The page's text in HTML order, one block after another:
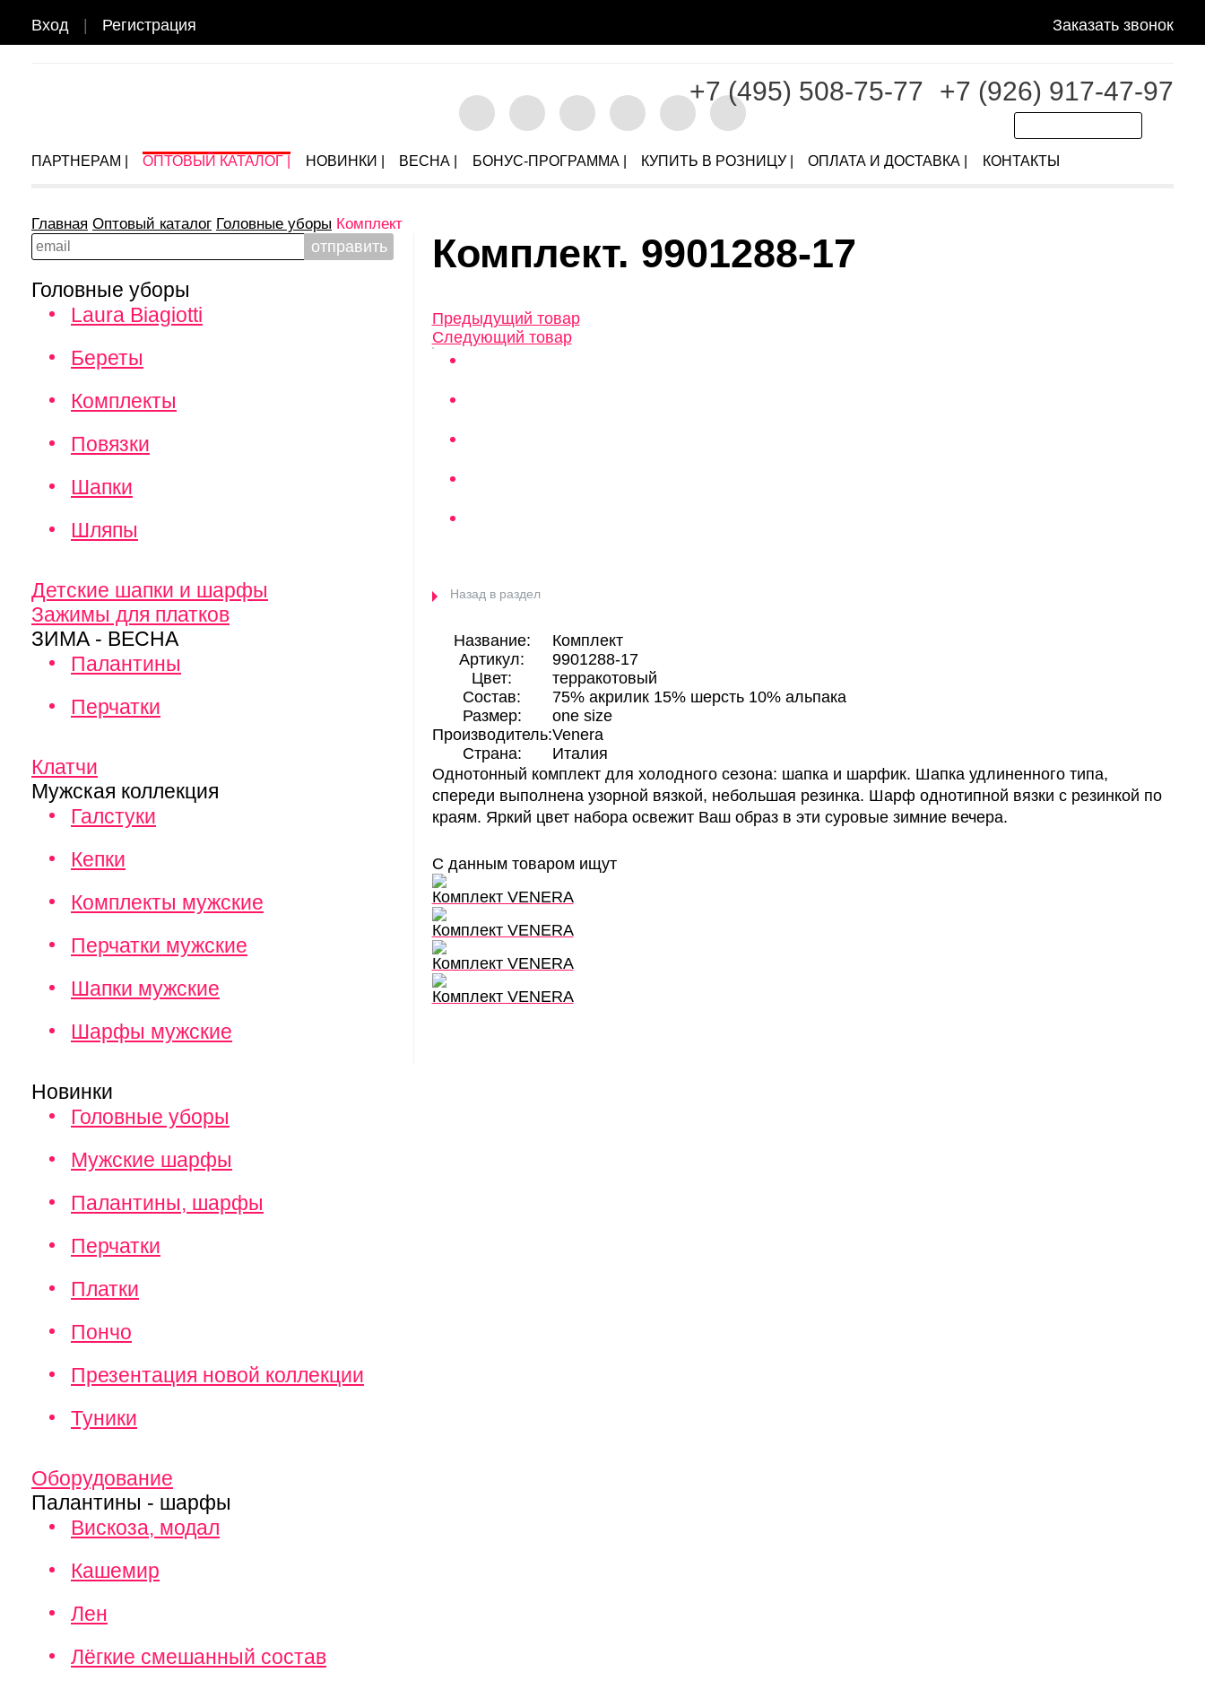
Вход Регистрация Заказать звонок
+7 (495) 508-75-77 +7 (926) 917-47-97
ПАРТНЕРАМ | ОПТОВЫЙ КАТАЛОГ | НОВИНКИ | ВЕСНА | БОНУС-ПРОГРАММА | КУПИТЬ В РОЗНИЦУ | ОПЛАТА И ДОСТАВКА | КОНТАКТЫ
Главная Оптовый каталог Головные уборы Комплект
Головные уборы
Laura Biagiotti
Береты
Комплекты
Повязки
Шапки
Шляпы
Детские шапки и шарфы
Зажимы для платков
ЗИМА - ВЕСНА
Палантины
Перчатки
Клатчи
Мужская коллекция
Галстуки
Кепки
Комплекты мужские
Перчатки мужские
Шапки мужские
Шарфы мужские
Новинки
Головные уборы
Мужские шарфы
Палантины, шарфы
Перчатки
Платки
Пончо
Презентация новой коллекции
Туники
Оборудование
Палантины - шарфы
Вискоза, модал
Кашемир
Лен
Лёгкие смешанный состав
Комплект. 9901288-17
Предыдущий товар
Следующий товар
Назад в раздел
Название:
Комплект
Артикул:
9901288-17
Цвет:
терракотовый
Состав:
75% акрилик 15% шерсть 10% альпака
Размер:
one size
Производитель:Venera
Страна:
Италия
Однотонный комплект для холодного сезона: шапка и шарфик. Шапка удлиненного типа,
спереди выполнена узорной вязкой, небольшая резинка. Шарф однотипной вязки с резинкой по
краям. Яркий цвет набора освежит Ваш образ в эти суровые зимние вечера.
С данным товаром ищут
Комплект VENERA
Комплект VENERA
Комплект VENERA
Комплект VENERA